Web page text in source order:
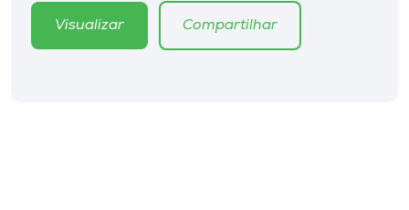
Unoesc
Store
Visualizar Compartilhar